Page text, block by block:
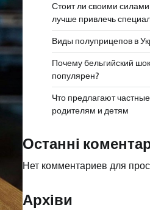
Стоит ли своими
лучше привлечь
Виды полуприцепов в
Почему бельгийский
популярен?
Что предлагают
родителям и детям
Останні
Нет комментариев для
Архіви